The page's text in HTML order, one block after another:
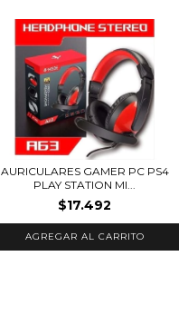
AURICULARES GAMER PC PS4
PLAY STATION MI...
$17.492